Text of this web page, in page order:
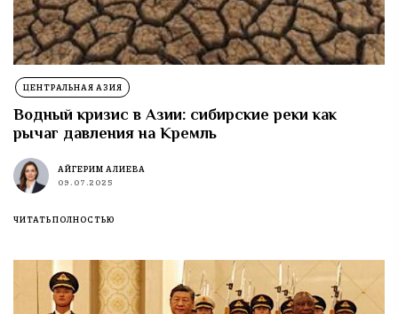
ЦЕНТРАЛЬНАЯ АЗИЯ
Водный кризис в Азии: сибирские реки как
рычаг давления на Кремль
АЙГЕРИМ АЛИЕВА
09.07.2025
ЧИТАТЬ ПОЛНОСТЬЮ